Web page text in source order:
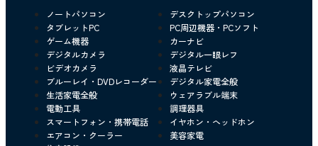
ノートパソコン
デスクトップパソコン
タブレットPC
PC周辺機器・PCソフト
ゲーム機器
カーナビ
デジタルカメラ
デジタル一眼レフ
ビデオカメラ
液晶テレビ
ブルーレイ・DVDレコーダー
デジタル家電全般
生活家電全般
ウェアラブル端末
電動工具
調理器具
スマートフォン・携帯電話
イヤホン・ヘッドホン
エアコン・クーラー
美容家電